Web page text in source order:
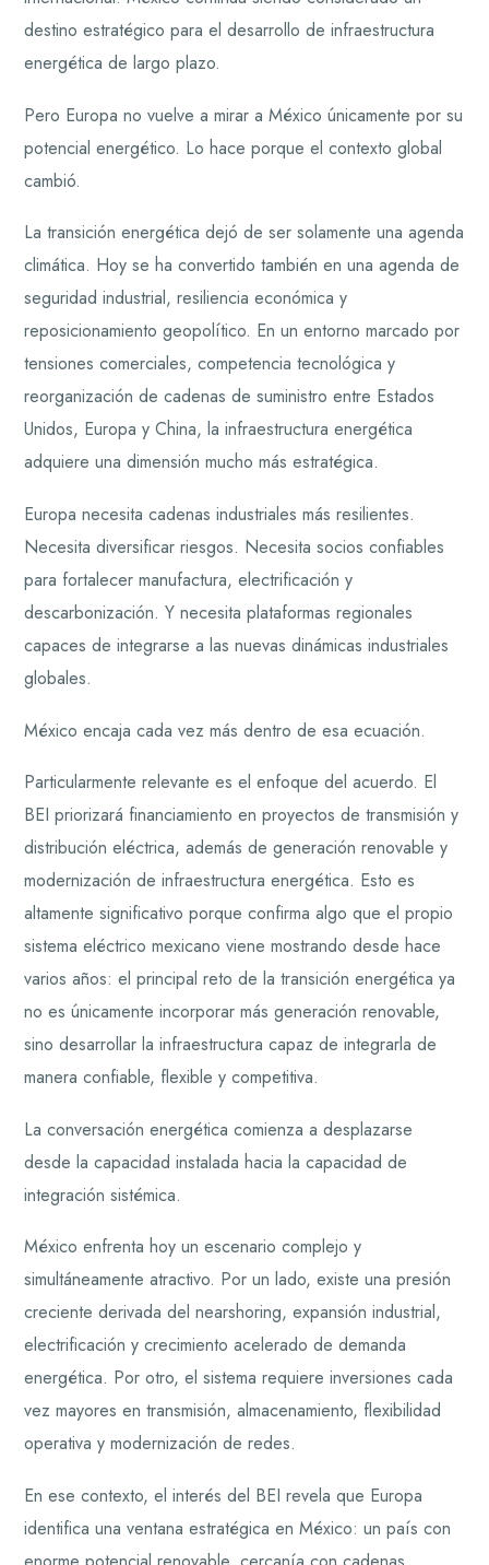
destino estratégico para el desarrollo de infraestructura
energética de largo plazo.
Pero Europa no vuelve a mirar a México únicamente por su
potencial energético. Lo hace porque el contexto global
cambió.
La transición energética dejó de ser solamente una agenda
climática. Hoy se ha convertido también en una agenda de
seguridad industrial, resiliencia económica y
reposicionamiento geopolítico. En un entorno marcado por
tensiones comerciales, competencia tecnológica y
reorganización de cadenas de suministro entre Estados
Unidos, Europa y China, la infraestructura energética
adquiere una dimensión mucho más estratégica.
Europa necesita cadenas industriales más resilientes.
Necesita diversificar riesgos. Necesita socios confiables
para fortalecer manufactura, electrificación y
descarbonización. Y necesita plataformas regionales
capaces de integrarse a las nuevas dinámicas industriales
globales.
México encaja cada vez más dentro de esa ecuación.
Particularmente relevante es el enfoque del acuerdo. El
BEI priorizará financiamiento en proyectos de transmisión y
distribución eléctrica, además de generación renovable y
modernización de infraestructura energética. Esto es
altamente significativo porque confirma algo que el propio
sistema eléctrico mexicano viene mostrando desde hace
varios años: el principal reto de la transición energética ya
no es únicamente incorporar más generación renovable,
sino desarrollar la infraestructura capaz de integrarla de
manera confiable, flexible y competitiva.
La conversación energética comienza a desplazarse
desde la capacidad instalada hacia la capacidad de
integración sistémica.
México enfrenta hoy un escenario complejo y
simultáneamente atractivo. Por un lado, existe una presión
creciente derivada del nearshoring, expansión industrial,
electrificación y crecimiento acelerado de demanda
energética. Por otro, el sistema requiere inversiones cada
vez mayores en transmisión, almacenamiento, flexibilidad
operativa y modernización de redes.
En ese contexto, el interés del BEI revela que Europa
identifica una ventana estratégica en México: un país con